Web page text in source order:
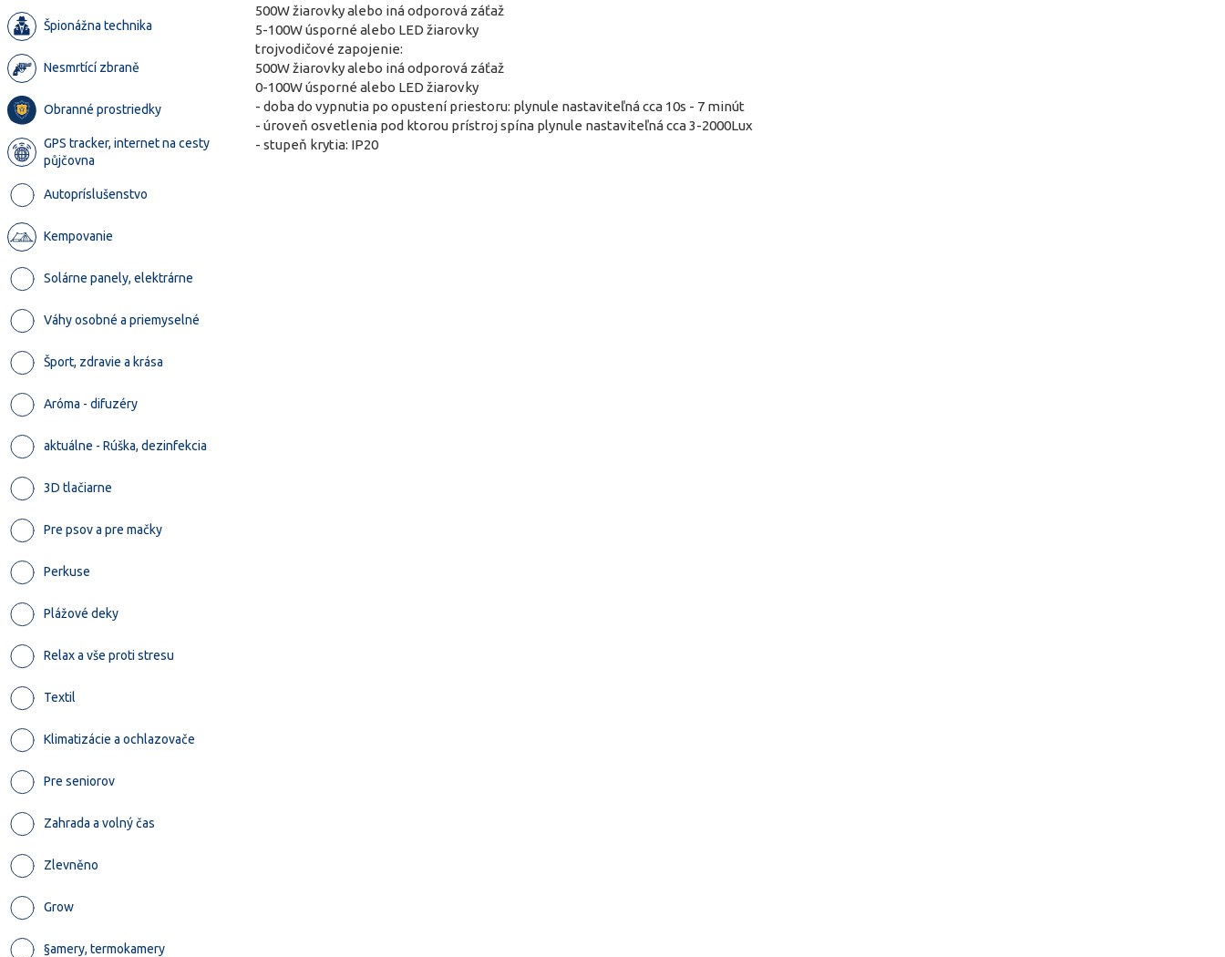
Špionážna technika
Nesmrtící zbraně
Obranné prostriedky
GPS tracker, internet na cesty
půjčovna
Autopríslušenstvo
Kempovanie
Solárne panely, elektrárne
Váhy osobné a priemyselné
Šport, zdravie a krása
Aróma - difuzéry
aktuálne - Rúška, dezinfekcia
3D tlačiarne
Pre psov a pre mačky
Perkuse
Plážové deky
Relax a vše proti stresu
Textil
Klimatizácie a ochlazovače
Pre seniorov
Zahrada a volný čas
Zlevněno
Grow
§amery, termokamery
500W žiarovky alebo iná odporová záťaž
5-100W úsporné alebo LED žiarovky
trojvodičové zapojenie:
500W žiarovky alebo iná odporová záťaž
0-100W úsporné alebo LED žiarovky
- doba do vypnutia po opustení priestoru: plynule nastaviteľná cca 10s - 7 minút
- úroveň osvetlenia pod ktorou prístroj spína plynule nastaviteľná cca 3-2000Lux
- stupeň krytia: IP20